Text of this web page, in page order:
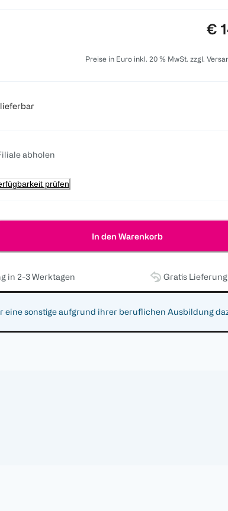
€
Preise in Euro inkl. 20 % MwSt. zzgl.
abholen
prüfen
In den Warenkorb
in 2-3 Werktagen Gratis
sonstige aufgrund ihrer beruflichen Ausbildung